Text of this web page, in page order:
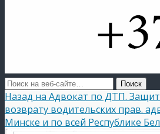
Назад на Адвокат по ДТП.
возврату водительских прав.
Минске и по всей Республике